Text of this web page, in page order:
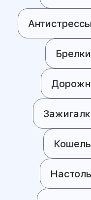
Антистрессы
Брелки